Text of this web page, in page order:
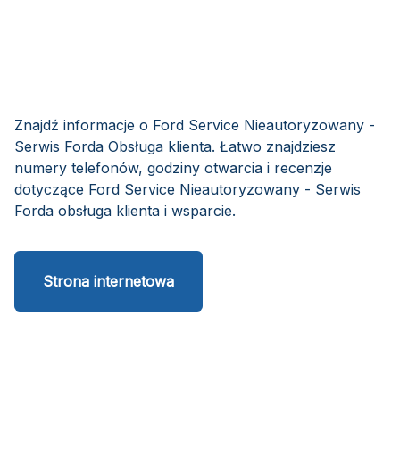
Znajdź informacje o Ford Service Nieautoryzowany -
Serwis Forda Obsługa klienta. Łatwo znajdziesz
numery telefonów, godziny otwarcia i recenzje
dotyczące Ford Service Nieautoryzowany - Serwis
Forda obsługa klienta i wsparcie.
Strona internetowa